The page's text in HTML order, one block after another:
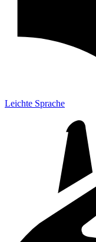
Leichte Sprache